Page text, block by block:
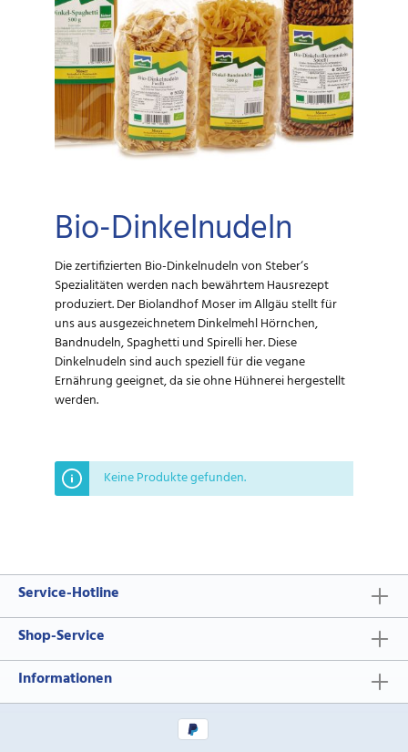
Bio-Dinkelnudeln
Die zertifizierten Bio-Dinkelnudeln von Steber‘s
Spezialitäten werden nach bewährtem Hausrezept
produziert. Der Biolandhof Moser im Allgäu stellt für
uns aus ausgezeichnetem Dinkelmehl Hörnchen,
Bandnudeln, Spaghetti und Spirelli her. Diese
Dinkelnudeln sind auch speziell für die vegane
Ernährung geeignet, da sie ohne Hühnerei hergestellt
werden.
Keine Produkte gefunden.
Service-Hotline
Shop-Service
Informationen